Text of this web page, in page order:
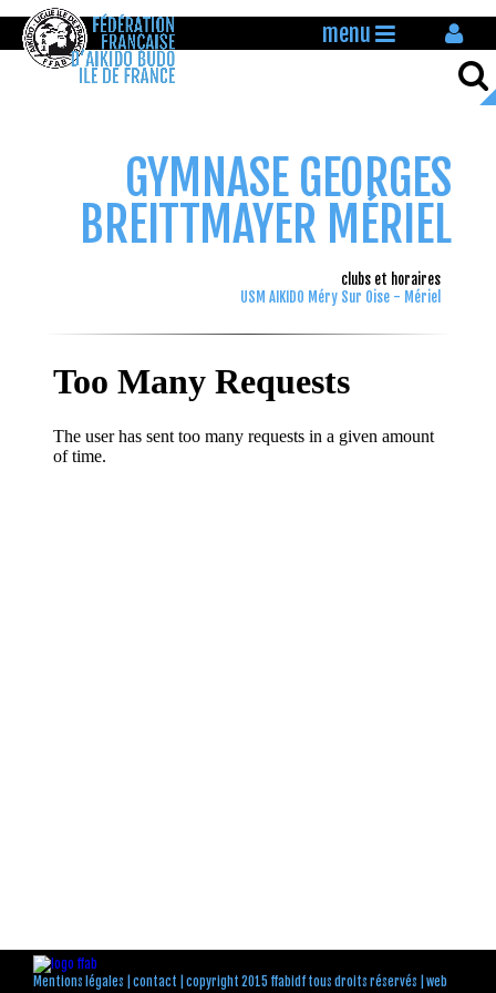
menu
GYMNASE GEORGES
BREITTMAYER MÉRIEL
clubs et horaires
USM AIKIDO Méry Sur Oise - Mériel
Mentions légales contact | copyright 2015 ffabidf tous droits réservés | web